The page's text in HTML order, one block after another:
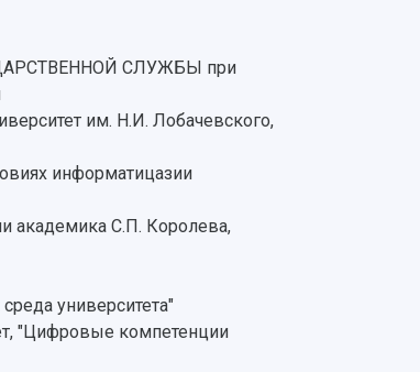
СЛУЖБЫ при
им. Н.И. Лобачевского,
информатицазии
академика С.П. Королева,
университета"
"Цифровые компетенции